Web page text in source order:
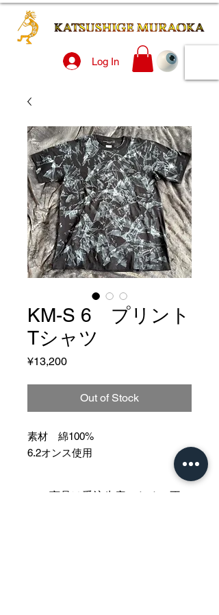
Log In
KM-S 6 プリント
Tシャツ
¥13,200Price
Out of Stock
素材 綿100%
6.2オンス使用
この商品は受注生産のため、不